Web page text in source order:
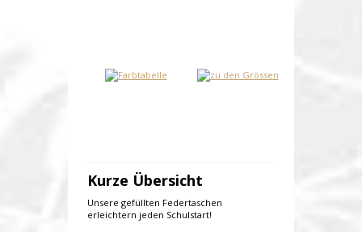
Kurze Übersicht
Unsere gefüllten Federtaschen
erleichtern jeden Schulstart!